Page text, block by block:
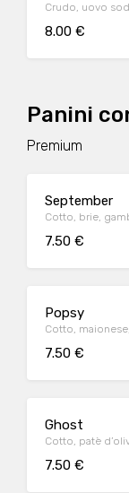
Crudo, uovo
8.00 €
Panini
Premium
September
Cotto, brie,
7.50 €
Popsy
Cotto,
7.50 €
Ghost
Cotto, patè
7.50 €